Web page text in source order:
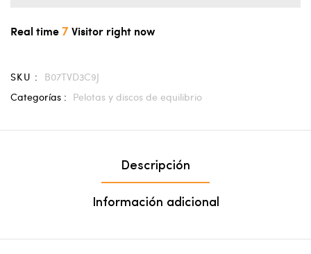
Real time7Visitor right now
SKU :
B07TVD3C9J
Categorías : Pelotas y discos de equilibrio
Descripción
Información adicional